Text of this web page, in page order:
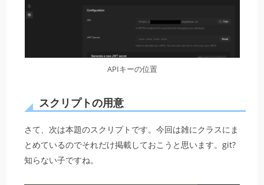
APIキーの位置
スクリプトの用意
さて、次は本題のスクリプトです。今回は雑にクラスにま
とめているのでそれだけ掲載しておこうと思います。git?
知らない子ですね。